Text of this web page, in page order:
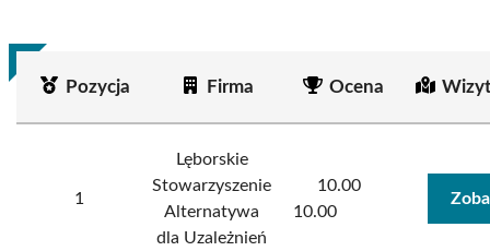
Pozycja Firma Ocena
1
Lęborskie
Stowarzyszenie
Alternatywa
dla Uzależnień
10.00
10.00